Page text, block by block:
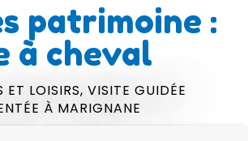
patrimoine :
à cheval
ET LOISIRS, VISITE GUIDÉE
À MARIGNANE